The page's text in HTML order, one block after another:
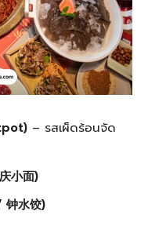
– รสเผ็ดร้อนจัด
小面)
水饺)